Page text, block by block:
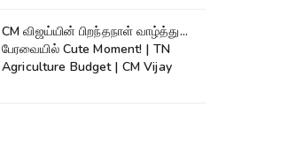
CM விஜய்யின் பிறந்தநாள் வாழ்த்து...
பேரவையில் Cute Moment! | TN
Agriculture Budget | CM Vijay